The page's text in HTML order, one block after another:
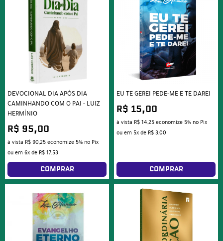
DEVOCIONAL DIA APÓS DIA
CAMINHANDO COM O PAI - LUIZ
HERMÍNIO
R$ 95,00
à vista R$ 90,25economize 5% no Pix
ou em 6xde R$ 17,53
COMPRAR
EU TE GEREI PEDE-ME E TE DAREI
R$ 15,00
à vista R$ 14,25economize 5% no Pix
ou em 5xde R$ 3,00
COMPRAR